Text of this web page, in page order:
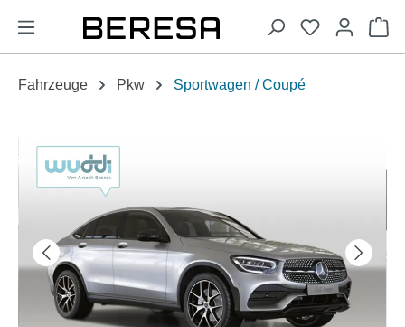
springen
Fahrzeuge Pkw Sportwagen / Coupé
Bildergalerie überspringen